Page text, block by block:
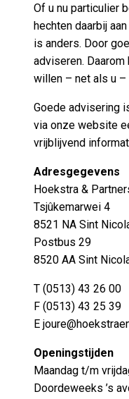
Of u nu particulier
hechten daarbij
is anders. Door
adviseren.
willen – net als u –
Goede advisering
via onze website
vrijblijvend
Adresgegevens
Hoekstra &
Tsjûkemarwei 4
8521 NA Sint
Postbus 29
8520 AA Sint
T (0513) 43 26 00
F (0513) 43 25 39
E
Openingstijden
Maandag t/m
Doordeweeks ’s